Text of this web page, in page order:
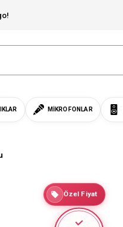
MIKROFONLAR
Özel Fiyat